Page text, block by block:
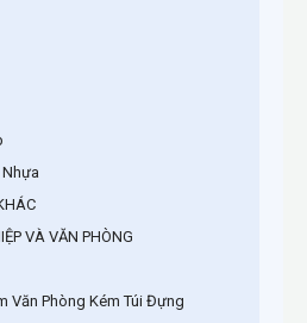
Nhựa
VÀ VĂN PHÒNG
Văn Phòng Kém Túi Đựng